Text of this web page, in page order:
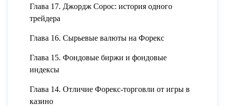
Глава 17. Джордж Сорос: история одного
трейдера
Глава 16. Сырьевые валюты на Форекс
Глава 15. Фондовые биржи и фондовые
индексы
Глава 14. Отличие Форекс-торговли от игры в
казино